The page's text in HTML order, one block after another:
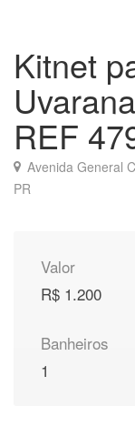
Kitnet
REF
Avenida General
PR
Valor
R$ 1.200
Banheiros
1